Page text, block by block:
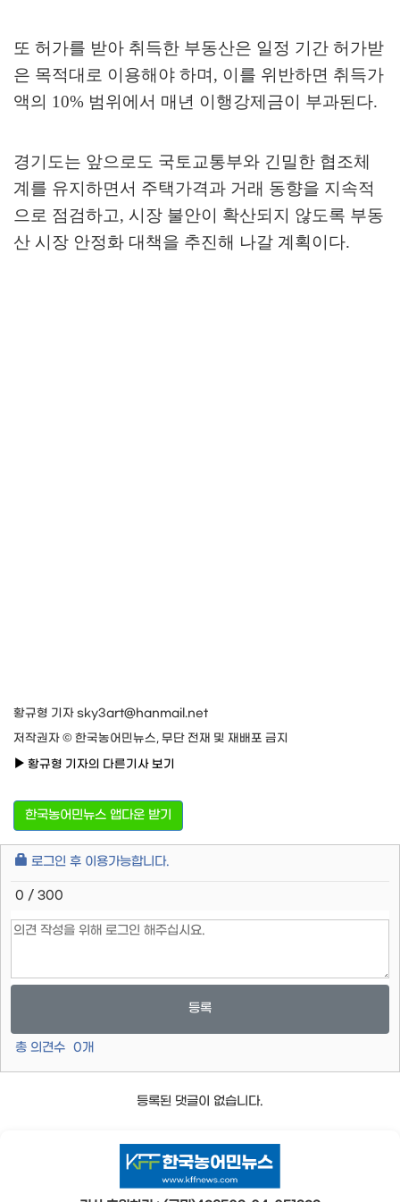
또 허가를 받아 취득한 부동산은 일정 기간 허가받
은 목적대로 이용해야 하며, 이를 위반하면 취득가
액의 10% 범위에서 매년 이행강제금이 부과된다.
경기도는 앞으로도 국토교통부와 긴밀한 협조체
계를 유지하면서 주택가격과 거래 동향을 지속적
으로 점검하고, 시장 불안이 확산되지 않도록 부동
산 시장 안정화 대책을 추진해 나갈 계획이다.
황규형 기자 sky3art@hanmail.net
저작권자 © 한국농어민뉴스, 무단 전재 및 재배포 금지
황규형 기자의 다른기사 보기
한국농어민뉴스 앱다운 받기
로그인 후 이용가능합니다.
0 / 300
등록
총 의견수 0개
등록된 댓글이 없습니다.